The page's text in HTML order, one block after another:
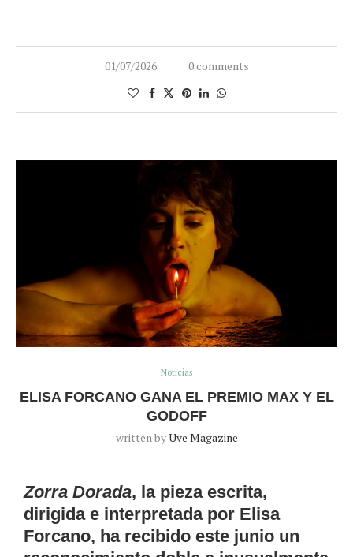
01/07/2026 0 comments
Noticias
ELISA FORCANO GANA EL PREMIO MAX Y EL
GODOFF
written byUve Magazine
Zorra Dorada, la pieza escrita,
dirigida e interpretada por Elisa
Forcano, ha recibido este junio un